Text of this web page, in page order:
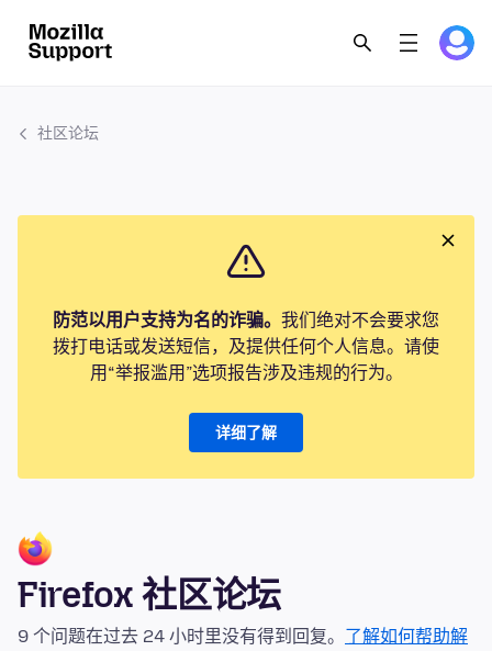
社区论坛
防范以用户支持为名的诈骗。 我们绝对不会要求您
拨打电话或发送短信，及提供任何个人信息。请使
用“举报滥用”选项报告涉及违规的行为。
详细了解
Firefox 社区论坛
9 个问题在过去 24 小时里没有得到回复。 了解如何帮助解